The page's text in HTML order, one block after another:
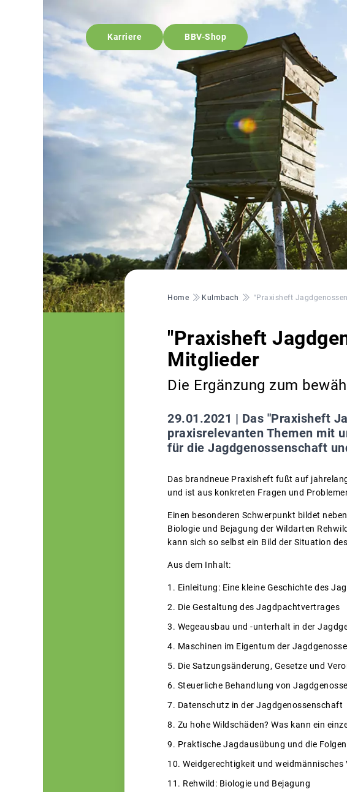
Karriere BBV-Shop
Pfadnavigation
Home Kulmbach "Praxisheft
"Praxisheft
Mitglieder
Die Ergänzung zum
29.01.2021 | Das "Praxisheft
praxisrelevanten Themen mit
für die Jagdgenossenschaft
Das brandneue Praxisheft fußt auf
und ist aus konkreten Fragen und
Einen besonderen Schwerpunkt bildet
Biologie und Bejagung der Wildarten
kann sich so selbst ein Bild der Situation
Aus dem Inhalt:
Einleitung: Eine kleine Geschichte des
Die Gestaltung des Jagdpachtvertrages
Wegeausbau und -unterhalt in der
Maschinen im Eigentum der
Die Satzungsänderung, Gesetze und
Steuerliche Behandlung von
Datenschutz in der Jagdgenossenschaft
Zu hohe Wildschäden? Was kann ein
Praktische Jagdausübung und die
Weidgerechtigkeit und weidmännisches
Rehwild: Biologie und Bejagung